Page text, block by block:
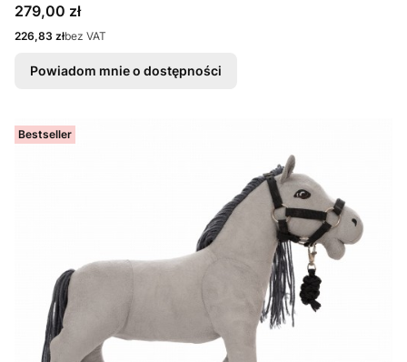
Cena
279,00 zł
Cena
226,83 złbez VAT
Powiadom mnie o dostępności
Bestseller